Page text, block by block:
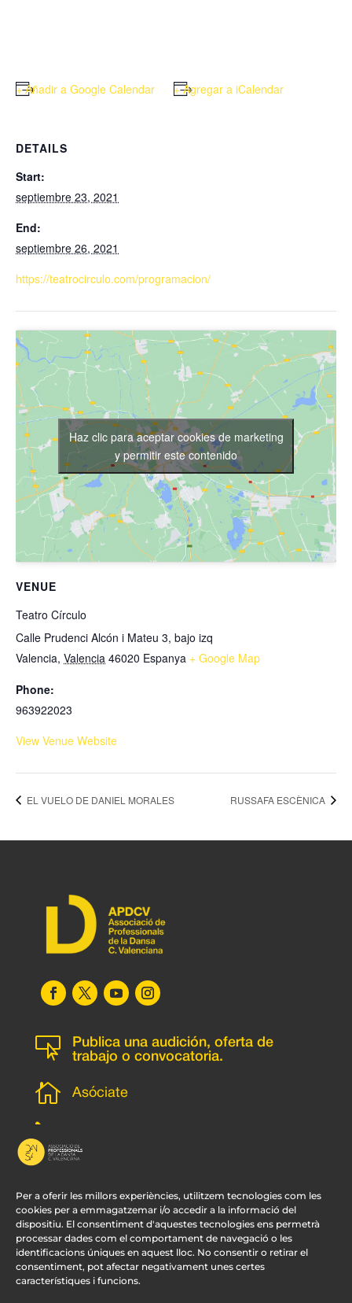
Per a oferir les millors experiències, utilitzem tecnologies com les
cookies per a emmagatzemar i/o accedir a la informació del
dispositiu. El consentiment d'aquestes tecnologies ens permetrà
processar dades com el comportament de navegació o les
identificacions úniques en aquest lloc. No consentir o retirar el
consentiment, pot afectar negativament unes certes
característiques i funcions.
+ Añadir a Google Calendar + Agregar a iCalendar
DETAILS
Start:
septiembre 23, 2021
End:
septiembre 26, 2021
https://teatrocirculo.com/programacion/
VENUE
Teatro Círculo
Calle Prudenci Alcón i Mateu 3, bajo izq
Valencia, Valencia 46020 Espanya + Google Map
Phone:
963922023
View Venue Website
Haz clic para aceptar cookies de marketing
y permitir este contenido
EL VUELO DE DANIEL MORALES RUSSAFA ESCÈNICA

Publica una audición, oferta de
trabajo o convocatoria.
 Asóciate
l